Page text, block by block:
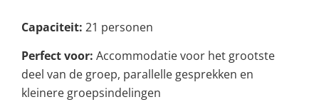
Capaciteit: 21 personen
Perfect voor: Accommodatie voor het grootste
deel van de groep, parallelle gesprekken en
kleinere groepsindelingen